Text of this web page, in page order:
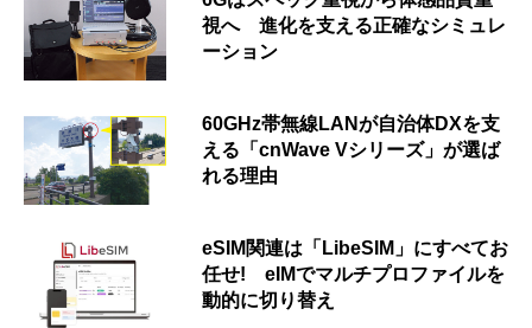
視へ 進化を支える正確なシミュレ
ーション
60GHz帯無線LANが自治体DXを支
える「cnWave Vシリーズ」が選ば
れる理由
eSIM関連は「LibeSIM」にすべてお
任せ! eIMでマルチプロファイルを
動的に切り替え